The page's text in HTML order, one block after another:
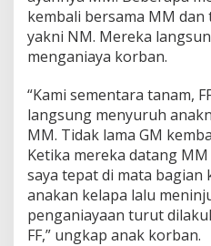
kembali bersama MM
yakni NM. Mereka
menganiaya korban.
“Kami sementara tanam,
langsung menyuruh
MM. Tidak lama GM
Ketika mereka datang
saya tepat di mata bagian
anakan kelapa lalu
penganiayaan turut
FF,” ungkap anak korban.